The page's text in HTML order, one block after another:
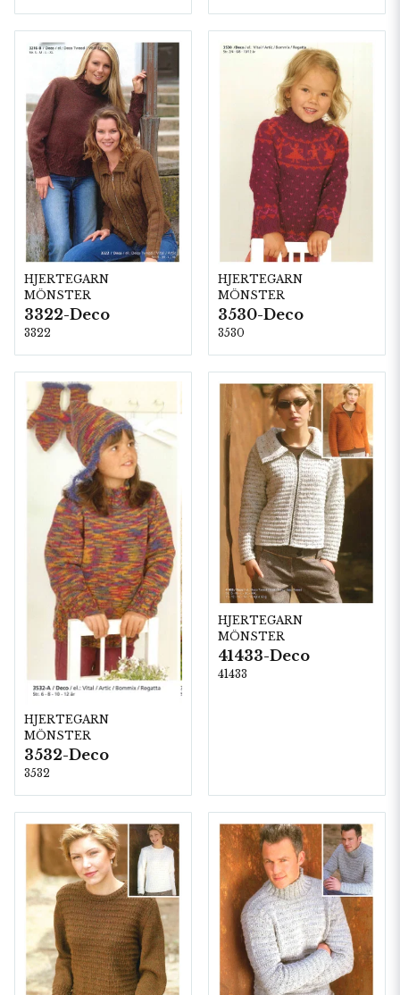
HJERTEGARN
MÖNSTER
3322-Deco
3322
HJERTEGARN
MÖNSTER
3530-Deco
3530
HJERTEGARN
MÖNSTER
3532-Deco
3532
HJERTEGARN
MÖNSTER
41433-Deco
41433